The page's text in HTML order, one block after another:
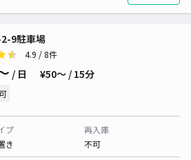
9駐車場
4.9 / 8件
/ 日 ¥50〜 / 15分
プ
き
再入庫
不可